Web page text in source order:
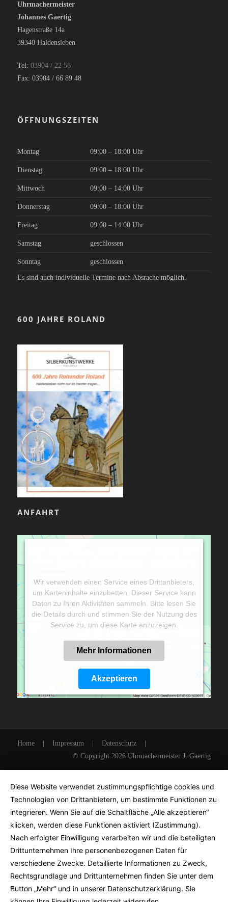
Uhrmachermeister
Johannes Gaertig
Hagenstraße 14a
39340 Haldensleben
Tel: 03904 / 22 56
Fax: 03904 / 66 89 48
ÖFFNUNGSZEITEN
Montag 09:00 – 18:00 Uhr
Dienstag 09:00 – 18:00 Uhr
Mittwoch 09:00 – 14:00 Uhr
Donnerstag 09:00 – 18:00 Uhr
Freitag 09:00 – 14:00 Uhr
Samstag geschlossen
Sonntag geschlossen
Es sind auch individuelle Termine nach Absrache möglich.
600 JAHRE ROLAND
ANFAHRT
Wir verwenden einen Service eines Drittanbieters,
um Karteninhalte einzubetten. Dieser Service kann
Daten zu Ihren Aktivitäten sammeln. Bitte lesen Sie
die Details durch und stimmen Sie der Nutzung des
Service zu, um diese Karte anzuzeigen.
Mehr Informationen
Akzeptieren
Home Impressum Datenschutz
© Copyright 2026 Uhrmachermeister J. Gaertig
Diese Website verwendet zustimmungspflichtige cookies und
Technologien von Drittanbietern, um bestimmte Funktionen zu
integrieren. Wenn Sie auf die Schaltfläche „Alle akzeptieren“
klicken, werden diese Funktionen aktiviert (Zustimmung).
Nach erfolgter Einwilligung verarbeiten wir und die beteiligten
Drittunternehmen Ihre personenbezogenen Daten für
verschiedene Zwecke. Detaillierte Informationen zu Zweck,
Rechtsgrundlage und Drittunternehmen finden Sie unter dem
Button „Mehr“ und in unserer Datenschutzerklärung. Sie